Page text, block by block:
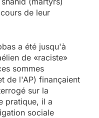
de leur
a été jusqu'à
de «raciste»
sommes
de l'AP) finançaient
sur la
pratique, il a
sociale